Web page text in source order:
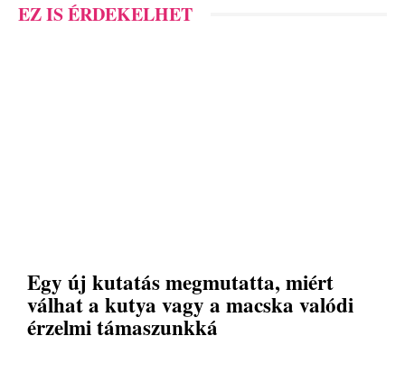
EZ IS ÉRDEKELHET
Egy új kutatás megmutatta, miért
válhat a kutya vagy a macska valódi
érzelmi támaszunkká